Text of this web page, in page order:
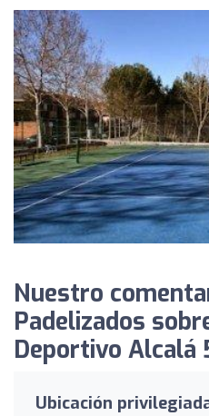
Nuestro
Padelizados
Deportivo Alcalá
Ubicación